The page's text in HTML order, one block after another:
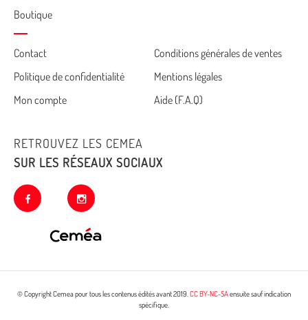
Boutique
Cemea
footer
Contact
Conditions générales de ventes
Politique de confidentialité
Mentions légales
Mon compte
Aide (F.A.Q)
RETROUVEZ LES CEMEA
SUR LES RÉSEAUX SOCIAUX
facebook instagram
© Copyright Cemea pour tous les contenus édités avant 2019.CC BY-NC-SAensuite sauf indication
spécifique.